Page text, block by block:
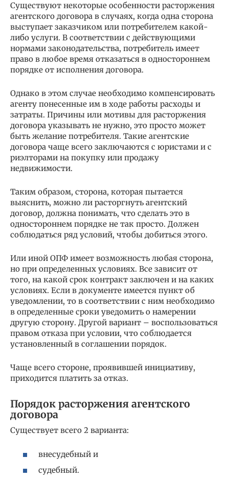
Существуют некоторые особенности расторжения
агентского договора в случаях, когда одна сторона
выступает заказчиком или потребителем какой-
либо услуги. В соответствии с действующими
нормами законодательства, потребитель имеет
право в любое время отказаться в одностороннем
порядке от исполнения договора.
Однако в этом случае необходимо компенсировать
агенту понесенные им в ходе работы расходы и
затраты. Причины или мотивы для расторжения
договора указывать не нужно, это просто может
быть желание потребителя. Такие агентские
договора чаще всего заключаются с юристами и с
риэлторами на покупку или продажу
недвижимости.
Таким образом, сторона, которая пытается
выяснить, можно ли расторгнуть агентский
договор, должна понимать, что сделать это в
одностороннем порядке не так просто. Должен
соблюдаться ряд условий, чтобы добиться этого.
Или иной ОПФ имеет возможность любая сторона,
но при определенных условиях. Все зависит от
того, на какой срок контракт заключен и на каких
условиях. Если в документе имеется пункт об
уведомлении, то в соответствии с ним необходимо
в определенные сроки уведомить о намерении
другую сторону. Другой вариант – воспользоваться
правом отказа при условии, что соблюдается
установленный в соглашении порядок.
Чаще всего стороне, проявившей инициативу,
приходится платить за отказ.
Порядок расторжения агентского
договора
Существует всего 2 варианта:
внесудебный и
судебный.